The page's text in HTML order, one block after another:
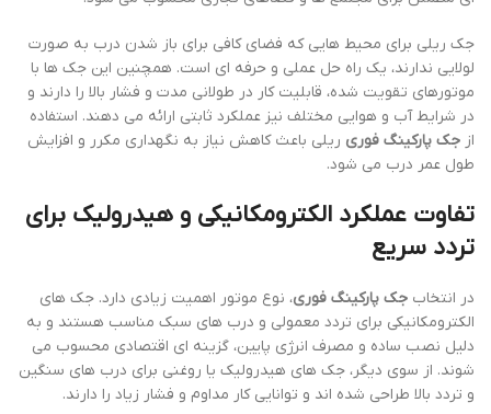
جک ریلی برای محیط هایی که فضای کافی برای باز شدن درب به صورت
لولایی ندارند، یک راه حل عملی و حرفه ای است. همچنین این جک ها با
موتورهای تقویت شده، قابلیت کار در طولانی مدت و فشار بالا را دارند و
در شرایط آب و هوایی مختلف نیز عملکرد ثابتی ارائه می دهند. استفاده
از جک پارکینگ فوری ریلی باعث کاهش نیاز به نگهداری مکرر و افزایش
طول عمر درب می شود.
تفاوت عملکرد الکترومکانیکی و هیدرولیک برای
تردد سریع
در انتخاب جک پارکینگ فوری، نوع موتور اهمیت زیادی دارد. جک های
الکترومکانیکی برای تردد معمولی و درب های سبک مناسب هستند و به
دلیل نصب ساده و مصرف انرژی پایین، گزینه ای اقتصادی محسوب می
شوند. از سوی دیگر، جک های هیدرولیک یا روغنی برای درب های سنگین
و تردد بالا طراحی شده اند و توانایی کار مداوم و فشار زیاد را دارند.